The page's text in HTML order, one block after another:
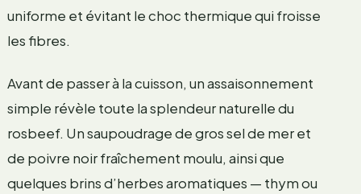
uniforme et évitant le choc thermique qui froisse
les fibres.
Avant de passer à la cuisson, un assaisonnement
simple révèle toute la splendeur naturelle du
rosbeef. Un saupoudrage de gros sel de mer et
de poivre noir fraîchement moulu, ainsi que
quelques brins d’herbes aromatiques — thym ou